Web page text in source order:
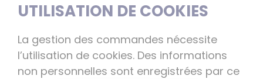
UTILISATION DE COOKIES
La gestion des commandes nécessite
l’utilisation de cookies. Des informations
non personnelles sont enregistrées par ce